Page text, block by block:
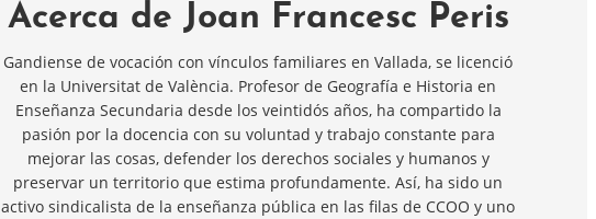
Acerca de Joan Francesc Peris
Gandiense de vocación con vínculos familiares en Vallada, se licenció
en la Universitat de València. Profesor de Geografía e Historia en
Enseñanza Secundaria desde los veintidós años, ha compartido la
pasión por la docencia con su voluntad y trabajo constante para
mejorar las cosas, defender los derechos sociales y humanos y
preservar un territorio que estima profundamente. Así, ha sido un
activo sindicalista de la enseñanza pública en las filas de CCOO y uno